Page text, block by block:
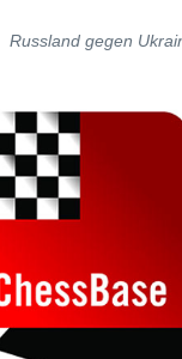
Russland gegen